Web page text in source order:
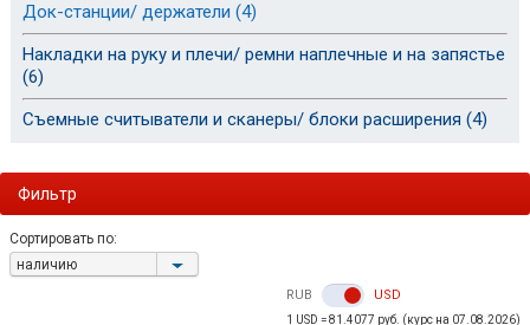
Док-станции/ держатели (4)
Накладки на руку и плечи/ ремни наплечные и на запястье
(6)
Съемные считыватели и сканеры/ блоки расширения (4)
Фильтр
Сортировать по:
наличию
RUB USD
1 USD = 81.4077 руб. (курс на 07.08.2026)